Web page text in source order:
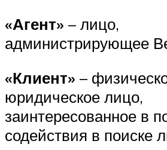
«Агент» – лицо,
администрирующее
«Клиент» –
юридическое лицо,
заинтересованное в
содействия в поиске